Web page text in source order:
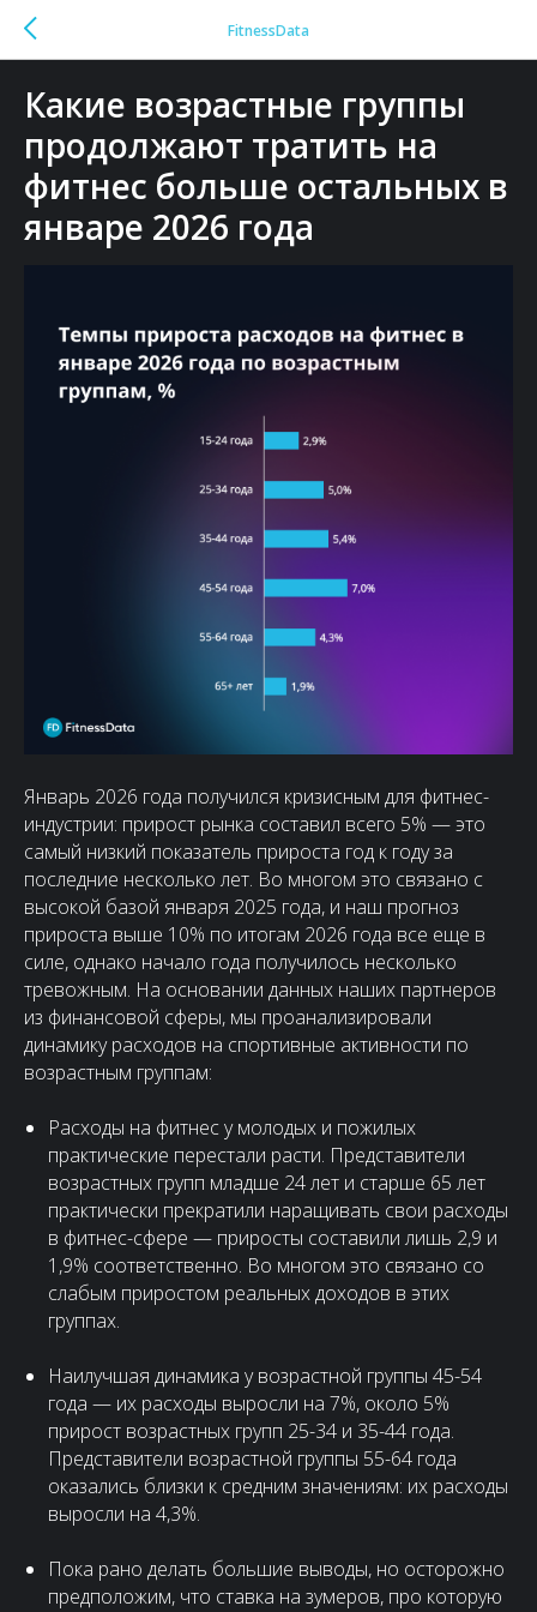
FitnessData
Какие возрастные группы
продолжают тратить на
фитнес больше остальных в
январе 2026 года
Январь 2026 года получился кризисным для фитнес-
индустрии: прирост рынка составил всего 5% — это
самый низкий показатель прироста год к году за
последние несколько лет. Во многом это связано с
высокой базой января 2025 года, и наш прогноз
прироста выше 10% по итогам 2026 года все еще в
силе, однако начало года получилось несколько
тревожным. На основании данных наших партнеров
из финансовой сферы, мы проанализировали
динамику расходов на спортивные активности по
возрастным группам:
Расходы на фитнес у молодых и пожилых
практические перестали расти. Представители
возрастных групп младше 24 лет и старше 65 лет
практически прекратили наращивать свои расходы
в фитнес-сфере — приросты составили лишь 2,9 и
1,9% соответственно. Во многом это связано со
слабым приростом реальных доходов в этих
группах.
Наилучшая динамика у возрастной группы 45-54
года — их расходы выросли на 7%, около 5%
прирост возрастных групп 25-34 и 35-44 года.
Представители возрастной группы 55-64 года
оказались близки к средним значениям: их расходы
выросли на 4,3%.
Пока рано делать большие выводы, но осторожно
предположим, что ставка на зумеров, про которую